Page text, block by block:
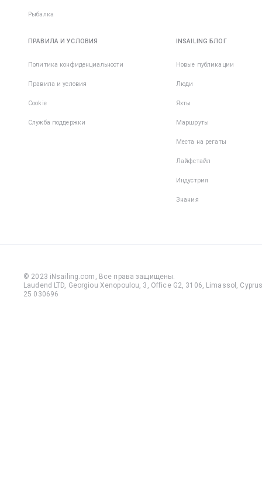
Рыбалка
ПРАВИЛА И УСЛОВИЯ
Политика конфиденциальности
Правила и условия
Cookie
Служба поддержки
INSAILING БЛОГ
Новые публикации
Люди
Яхты
Маршруты
Места на регаты
Лайфстайл
Индустрия
Знания
© 2023 iNsailing.com, Все права защищены.
Laudend LTD, Georgiou Xenopoulou, 3, Office G2, 3106, Limassol,
25 030696